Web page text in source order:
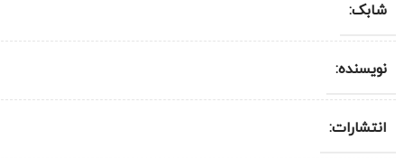
شابک:
نویسنده:
انتشارات: